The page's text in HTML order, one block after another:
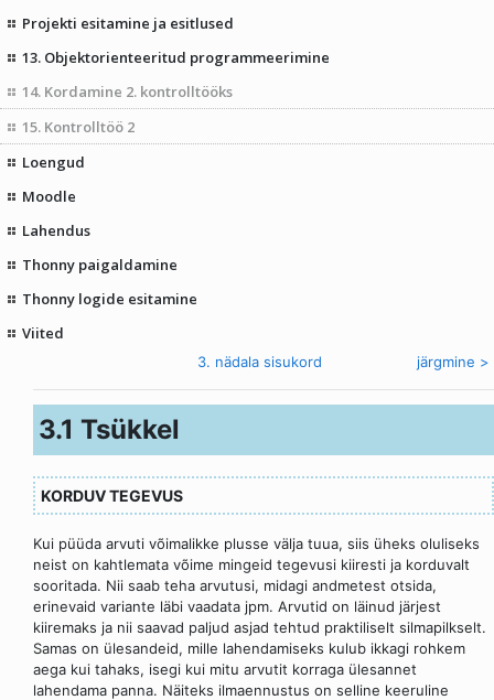
Projekti esitamine ja esitlused
13. Objektorienteeritud programmeerimine
14. Kordamine 2. kontrolltööks
15. Kontrolltöö 2
Loengud
Moodle
Lahendus
Thonny paigaldamine
Thonny logide esitamine
Viited
3. nädala sisukord järgmine >
3.1 Tsükkel
KORDUV TEGEVUS
Kui püüda arvuti võimalikke plusse välja tuua, siis üheks oluliseks
neist on kahtlemata võime mingeid tegevusi kiiresti ja korduvalt
sooritada. Nii saab teha arvutusi, midagi andmetest otsida,
erinevaid variante läbi vaadata jpm. Arvutid on läinud järjest
kiiremaks ja nii saavad paljud asjad tehtud praktiliselt silmapilkselt.
Samas on ülesandeid, mille lahendamiseks kulub ikkagi rohkem
aega kui tahaks, isegi kui mitu arvutit korraga ülesannet
lahendama panna. Näiteks ilmaennustus on selline keeruline